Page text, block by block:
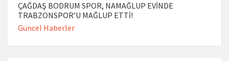
ÇAĞDAŞ BODRUM SPOR, NAMAĞLUP EVİNDE
TRABZONSPOR’U MAĞLUP ETTİ!
Güncel Haberler